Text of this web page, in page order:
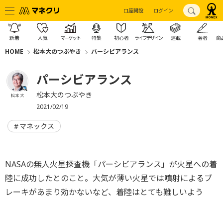
口座開設 ログイン
新着 人気 マーケット 特集 初心者 ライフデザイン 連載 著者 商
HOME 松本大のつぶやき パーシビアランス
松本 大
パーシビアランス
松本大のつぶやき
2021/02/19
マネックス
NASAの無人火星探査機「パーシビアランス」が火星への着
陸に成功したとのこと。大気が薄い火星では噴射によるブ
レーキがあまり効かないなど、着陸はとても難しいよう